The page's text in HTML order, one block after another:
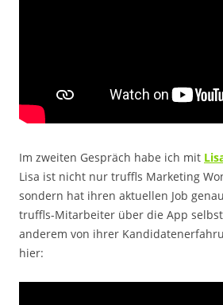
Im zweiten Gespräch habe ich mit
Lisa ist nicht nur truffls Marketing
sondern hat ihren aktuellen Job
truffls-Mitarbeiter über die App
anderem von ihrer
hier: